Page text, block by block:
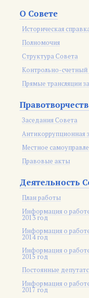
О Совете
Историческая
Полномочия
Структура Совета
Контрольно-
Прямые трансляции
Заседания Совета
Антикоррупционная
Местное
Правовые акты
Деятельность
План работы
Информация о
2013 год
Информация о
2014 год
Информация о
2015 год
Постоянные
Информация о
2017 год